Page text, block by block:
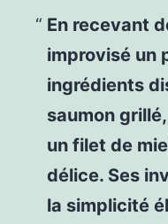
En recevant
improvisé un
ingrédients
saumon
un filet de
délice. Ses
la simplicité